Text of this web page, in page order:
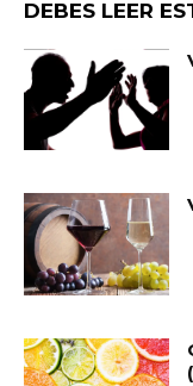
DEBES LEER